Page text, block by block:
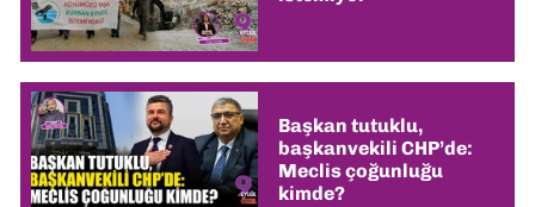
Başkan tutuklu,
başkanvekili CHP’de:
Meclis çoğunluğu
kimde?